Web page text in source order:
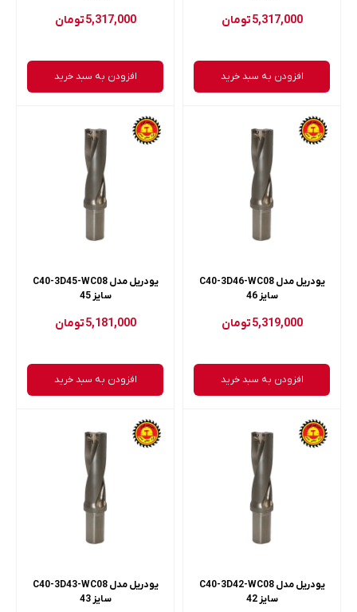
5,317,000تومان
افزودن به سبد خرید
5,317,000تومان
افزودن به سبد خرید
یودریل مدل C40-3D46-WC08
سایز 46
5,319,000تومان
افزودن به سبد خرید
یودریل مدل C40-3D45-WC08
سایز 45
5,181,000تومان
افزودن به سبد خرید
یودریل مدل C40-3D42-WC08
سایز 42
یودریل مدل C40-3D43-WC08
سایز 43